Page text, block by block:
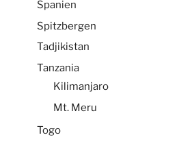
Spanien
Spitzbergen
Tadjikistan
Tanzania
Kilimanjaro
Mt. Meru
Togo